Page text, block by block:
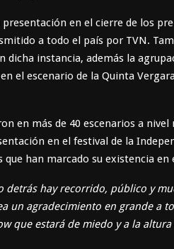
en el cierre de los
a todo el país por TVN.
dicha instancia, además la
el escenario de la Quinta
en más de 40 escenarios a nivel
en el festival de la
han marcado su existencia en
detrás hay recorrido, público y
un agradecimiento en grande a
que estará de miedo y a la